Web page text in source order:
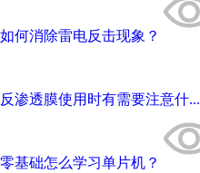
如何消除雷电反击现象？
反渗透膜使用时有需要注意什...
零基础怎么学习单片机？